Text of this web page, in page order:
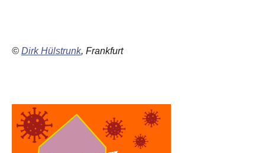
© Dirk Hülstrunk, Frankfurt